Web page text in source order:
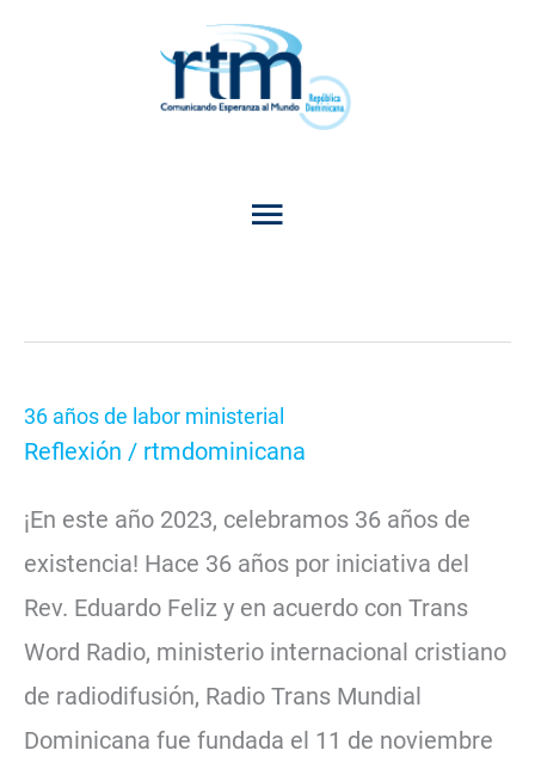
Main
Menu
Artículos celebracion
36 años de labor ministerial
Reflexión / rtmdominicana
¡En este año 2023, celebramos 36 años de
existencia! Hace 36 años por iniciativa del
Rev. Eduardo Feliz y en acuerdo con Trans
Word Radio, ministerio internacional cristiano
de radiodifusión, Radio Trans Mundial
Dominicana fue fundada el 11 de noviembre
36
años
de
labor
ministerial